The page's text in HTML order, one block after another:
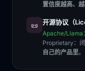
置信度越高、
📜 开源协议（
Apache/Llama
Proprietary ：
自己的产品里。